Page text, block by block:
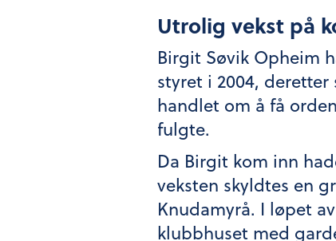
Utrolig vekst på
Birgit Søvik Opheim
styret i 2004,
handlet om å få
fulgte.
Da Birgit kom inn
veksten skyldtes en
Knudamyrå. I løpet
klubbhuset med